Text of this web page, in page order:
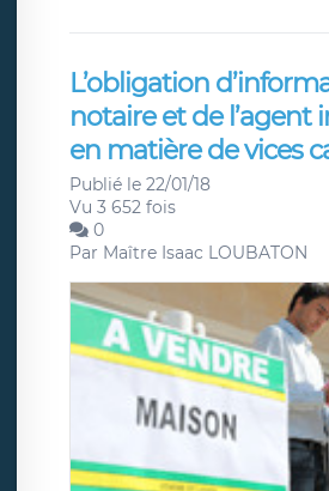
L’obligation
notaire et de l’agent
en matière de vices
Publié le 22/01/18
Vu 3 652 fois
0
Par Maître Isaac LOUBATON